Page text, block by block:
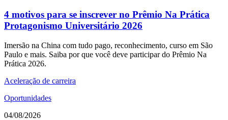
4 motivos para se inscrever no Prêmio Na Prática
Protagonismo Universitário 2026
Imersão na China com tudo pago, reconhecimento, curso em São
Paulo e mais. Saiba por que você deve participar do Prêmio Na
Prática 2026.
Aceleração de carreira
Oportunidades
04/08/2026